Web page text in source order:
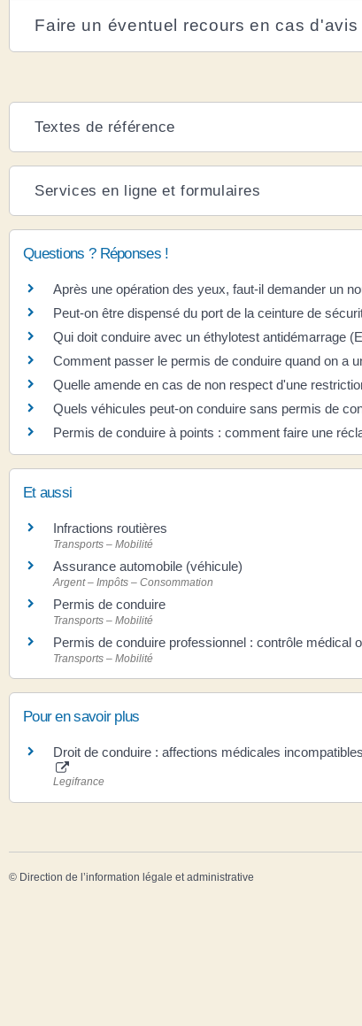
Faire un éventuel recours en cas
Textes de référence
Services en ligne et formulaires
Questions ? Réponses !
Après une opération des yeux, faut-il demander un
Peut-on être dispensé du port de la ceinture de
Qui doit conduire avec un éthylotest antidémarrage
Comment passer le permis de conduire quand on a
Quelle amende en cas de non respect d'une
Quels véhicules peut-on conduire sans permis de
Permis de conduire à points : comment faire une
Et aussi
Infractions routières
Transports – Mobilité
Assurance automobile (véhicule)
Argent – Impôts – Consommation
Permis de conduire
Transports – Mobilité
Permis de conduire professionnel : contrôle médical
Transports – Mobilité
Pour en savoir plus
Droit de conduire : affections médicales
Legifrance
© Direction de l’information légale et administrative